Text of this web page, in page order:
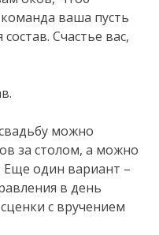
ваша пусть
Счастье вас,
можно
за столом, а можно
Еще один вариант –
в день
с вручением